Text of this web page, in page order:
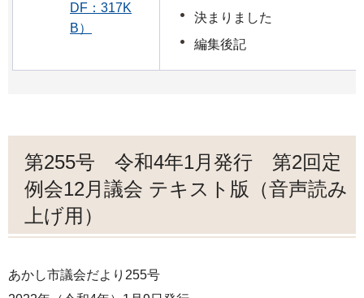
DF：317K
B）
決まりました
編集後記
第255号 令和4年1月発行 第2回定
例会12月議会 テキスト版（音声読み
上げ用）
あかし市議会だより255号